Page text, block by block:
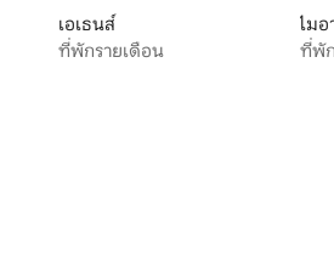
เอเธนส์
ที่พักรายเดือน
ไมอ
ที่พั